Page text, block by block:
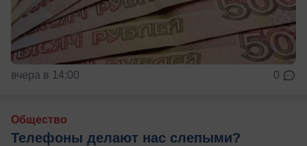
вчера в 14:00 0
Общество
Телефоны делают нас слепыми?